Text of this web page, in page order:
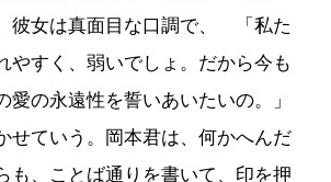
彼女は真面目な口調で、 「私た
やすく、弱いでしょ。だから今も
愛の永遠性を誓いあいたいの。」
せていう。岡本君は、何かへんだ
も、ことば通りを書いて、印を押